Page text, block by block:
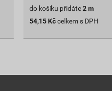
do košíku přidáte2m
54,15 Kčcelkem s DPH